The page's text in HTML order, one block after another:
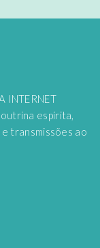
INTERNET
espírita,
e transmissões ao